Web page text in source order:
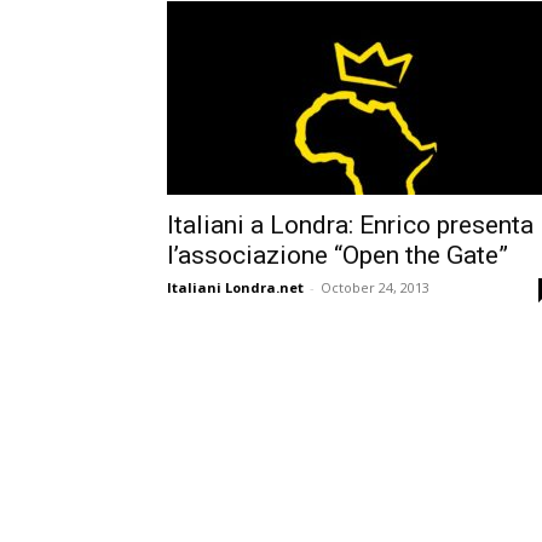
Italiani a Londra: Enrico presenta
l’associazione “Open the Gate”
Italiani Londra.net - October 24, 2013